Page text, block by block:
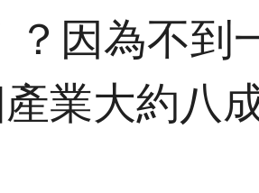
？因為不到
業大約八